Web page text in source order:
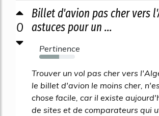
0
Billet d'avion pas cher vers
astuces pour un ...
Pertinence
55%
Trouver un vol pas cher vers
le billet d'avion le moins cher,
chose facile, car il existe
de sites et de comparateurs qui